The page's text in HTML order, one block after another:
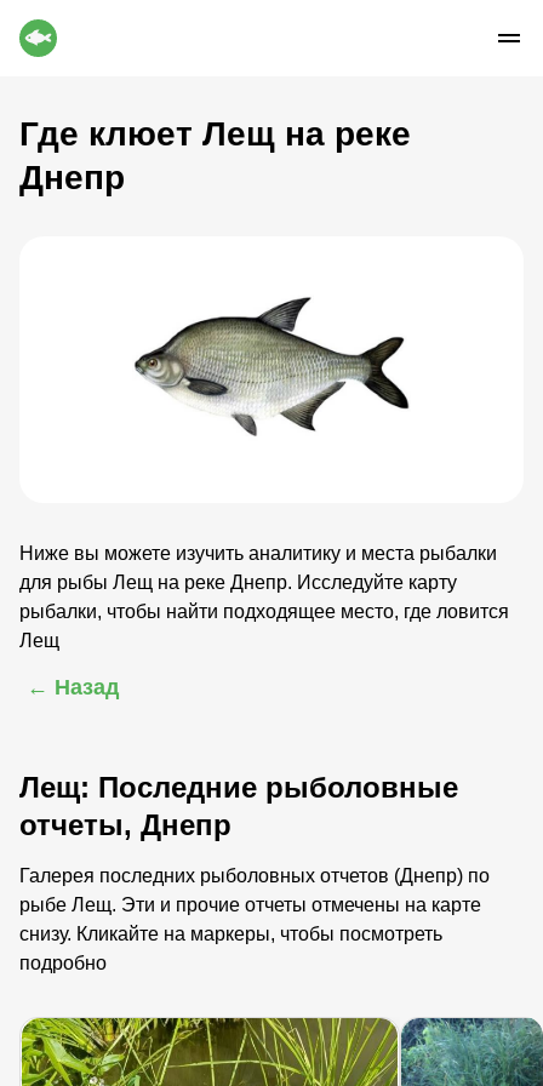
Где клюет Лещ на реке
Днепр
Ниже вы можете изучить аналитику и места рыбалки
для рыбы Лещ на реке Днепр. Исследуйте карту
рыбалки, чтобы найти подходящее место, где ловится
Лещ
← Назад
Лещ: Последние рыболовные
отчеты, Днепр
Галерея последних рыболовных отчетов (Днепр) по
рыбе Лещ. Эти и прочие отчеты отмечены на карте
снизу. Кликайте на маркеры, чтобы посмотреть
подробно